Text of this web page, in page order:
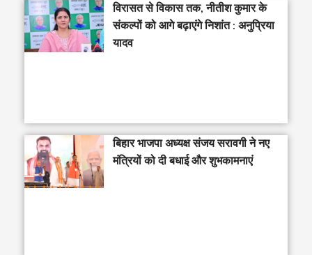
विरासत से विकास तक, नीतीश कुमार के
संकल्पों को आगे बढ़ाएंगे निशांत : अनुप्रिया
यादव
बिहार भाजपा अध्यक्ष संजय सरावगी ने नए
मंत्रियों को दी बधाई और शुभकामनाएं